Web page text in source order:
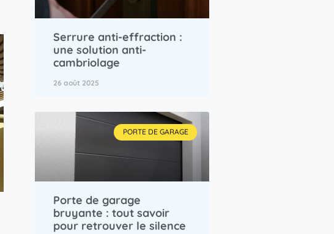
Serrure anti-effraction :
une solution anti-
cambriolage
26 août 2025
PORTE DE GARAGE
Porte de garage
bruyante : tout savoir
pour retrouver le silence